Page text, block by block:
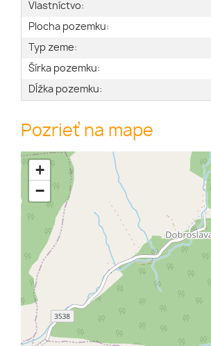
Vlastníctvo:
Plocha pozemku:
Typ zeme:
Šírka pozemku:
Dĺžka pozemku:
Pozrieť na mape
+
−